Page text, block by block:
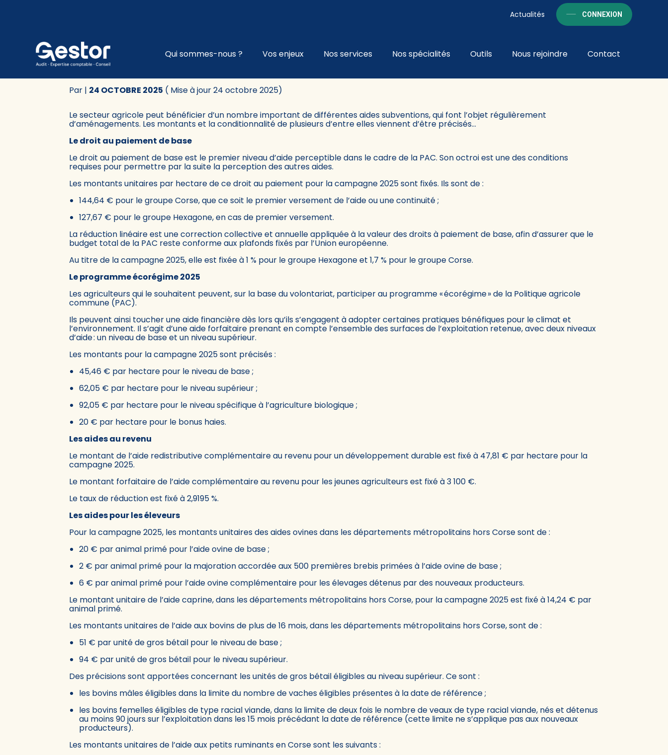
Actualités CONNEXION
Aller
au
Principal
Qui sommes-nous ? Vos enjeux Nos services Nos spécialités Outils Nous rejoindre Contact
AGRICULTURE : LE POINT SUR LES AIDES EN OCTOBRE 2025
Par | 24 OCTOBRE 2025 ( Mise à jour 24 octobre 2025)
Le secteur agricole peut bénéficier d’un nombre important de différentes aides subventions, qui font l’objet régulièrement
d’aménagements. Les montants et la conditionnalité de plusieurs d’entre elles viennent d’être précisés…
Le droit au paiement de base
Le droit au paiement de base est le premier niveau d’aide perceptible dans le cadre de la PAC. Son octroi est une des conditions
requises pour permettre par la suite la perception des autres aides.
Les montants unitaires par hectare de ce droit au paiement pour la campagne 2025 sont fixés. Ils sont de :
144,64 € pour le groupe Corse, que ce soit le premier versement de l’aide ou une continuité ;
127,67 € pour le groupe Hexagone, en cas de premier versement.
La réduction linéaire est une correction collective et annuelle appliquée à la valeur des droits à paiement de base, afin d’assurer que le
budget total de la PAC reste conforme aux plafonds fixés par l’Union européenne.
Au titre de la campagne 2025, elle est fixée à 1 % pour le groupe Hexagone et 1,7 % pour le groupe Corse.
Le programme écorégime 2025
Les agriculteurs qui le souhaitent peuvent, sur la base du volontariat, participer au programme « écorégime » de la Politique agricole
commune (PAC).
Ils peuvent ainsi toucher une aide financière dès lors qu’ils s’engagent à adopter certaines pratiques bénéfiques pour le climat et
l’environnement. Il s’agit d’une aide forfaitaire prenant en compte l’ensemble des surfaces de l’exploitation retenue, avec deux niveaux
d’aide : un niveau de base et un niveau supérieur.
Les montants pour la campagne 2025 sont précisés :
45,46 € par hectare pour le niveau de base ;
62,05 € par hectare pour le niveau supérieur ;
92,05 € par hectare pour le niveau spécifique à l’agriculture biologique ;
20 € par hectare pour le bonus haies.
Les aides au revenu
Le montant de l’aide redistributive complémentaire au revenu pour un développement durable est fixé à 47,81 € par hectare pour la
campagne 2025.
Le montant forfaitaire de l’aide complémentaire au revenu pour les jeunes agriculteurs est fixé à 3 100 €.
Le taux de réduction est fixé à 2,9195 %.
Les aides pour les éleveurs
Pour la campagne 2025, les montants unitaires des aides ovines dans les départements métropolitains hors Corse sont de :
20 € par animal primé pour l’aide ovine de base ;
2 € par animal primé pour la majoration accordée aux 500 premières brebis primées à l’aide ovine de base ;
6 € par animal primé pour l’aide ovine complémentaire pour les élevages détenus par des nouveaux producteurs.
Le montant unitaire de l’aide caprine, dans les départements métropolitains hors Corse, pour la campagne 2025 est fixé à 14,24 € par
animal primé.
Les montants unitaires de l’aide aux bovins de plus de 16 mois, dans les départements métropolitains hors Corse, sont de :
51 € par unité de gros bétail pour le niveau de base ;
94 € par unité de gros bétail pour le niveau supérieur.
Des précisions sont apportées concernant les unités de gros bétail éligibles au niveau supérieur. Ce sont :
les bovins mâles éligibles dans la limite du nombre de vaches éligibles présentes à la date de référence ;
les bovins femelles éligibles de type racial viande, dans la limite de deux fois le nombre de veaux de type racial viande, nés et détenus
au moins 90 jours sur l’exploitation dans les 15 mois précédant la date de référence (cette limite ne s’applique pas aux nouveaux
producteurs).
Les montants unitaires de l’aide aux petits ruminants en Corse sont les suivants :